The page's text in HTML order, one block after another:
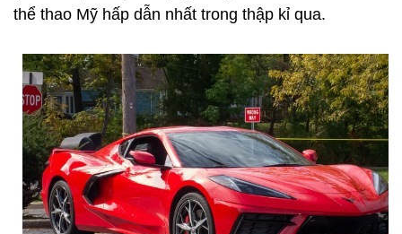
thể thao Mỹ hấp dẫn nhất trong thập kỉ qua.